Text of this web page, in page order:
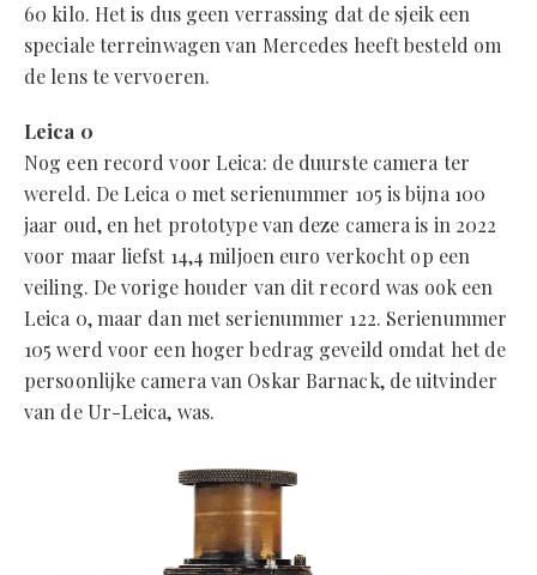
60 kilo. Het is dus geen verrassing dat de sjeik een
speciale terreinwagen van Mercedes heeft besteld om
de lens te vervoeren.
Leica 0
Nog een record voor Leica: de duurste camera ter
wereld. De Leica 0 met serienummer 105 is bijna 100
jaar oud, en het prototype van deze camera is in 2022
voor maar liefst 14,4 miljoen euro verkocht op een
veiling. De vorige houder van dit record was ook een
Leica 0, maar dan met serienummer 122. Serienummer
105 werd voor een hoger bedrag geveild omdat het de
persoonlijke camera van Oskar Barnack, de uitvinder
van de Ur-Leica, was.